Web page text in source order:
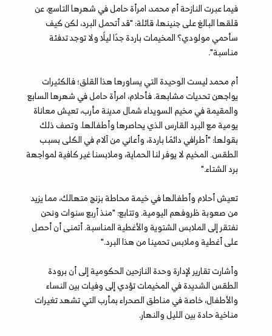
فيما عبرت النازحة أم محمد، امرأة حامل في شهرها التاسع، عن
قلقها البالغ على جنينها، قائلة: "قد أتحمل البرد، لكن كيف
سأحمي مولودي؟ المخيمات باردة جدًا ليلًا ولا توجد تدفئة
مناسبة".
أم محمد ليست الوحيدة التي يساورها هذا القلق؛ فالكثيرات
يواجهن تحديات مشابهة. فأحلام، امرأة حامل في شهرها السابع
والمقيمة في مخيم السويداء شمال مدينة مأرب، تعيش معاناة
يومية مع البرد القارس الذي يحاصرها وأطفالها. وتصف ذلك
بقولها: "أطرافي دائمًا باردة، وأعاني من آلام في الكلى بسبب
الطقس. المخيم لا يوفر لنا الحماية، وملابسنا غير كافية لمواجهة
برد الشتاء."
تعيش أحلام وأطفالها في خيمة محاطة بزنج متهالك، مما يزيد
من صعوبة ظروفهم اليومية. وتتابع: "منذ أربع سنوات ونحن
نفتقر إلى الملابس الشتوية والأغطية المناسبة. أتمنى أن أحصل
على أغطية وملابس تحمينا من هذا البرد."
وأشارت تقارير لإدارة وحدة النازحين الحكومية إلى أن برودة
الطقس الشديدة في المخيمات تؤدي إلى وفيات بين النساء
والأطفال، خاصة في مناطق الصحراء بمأرب التي تشهد تغيرات
مناخية حادة بين الليل والنهار.